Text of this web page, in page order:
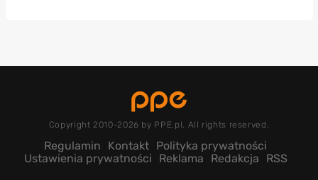
Copyright 2010-2026 by PPE.pl. All rights reserved.
Regulamin Kontakt Polityka prywatności
Ustawienia prywatności
Reklama Redakcja RSS